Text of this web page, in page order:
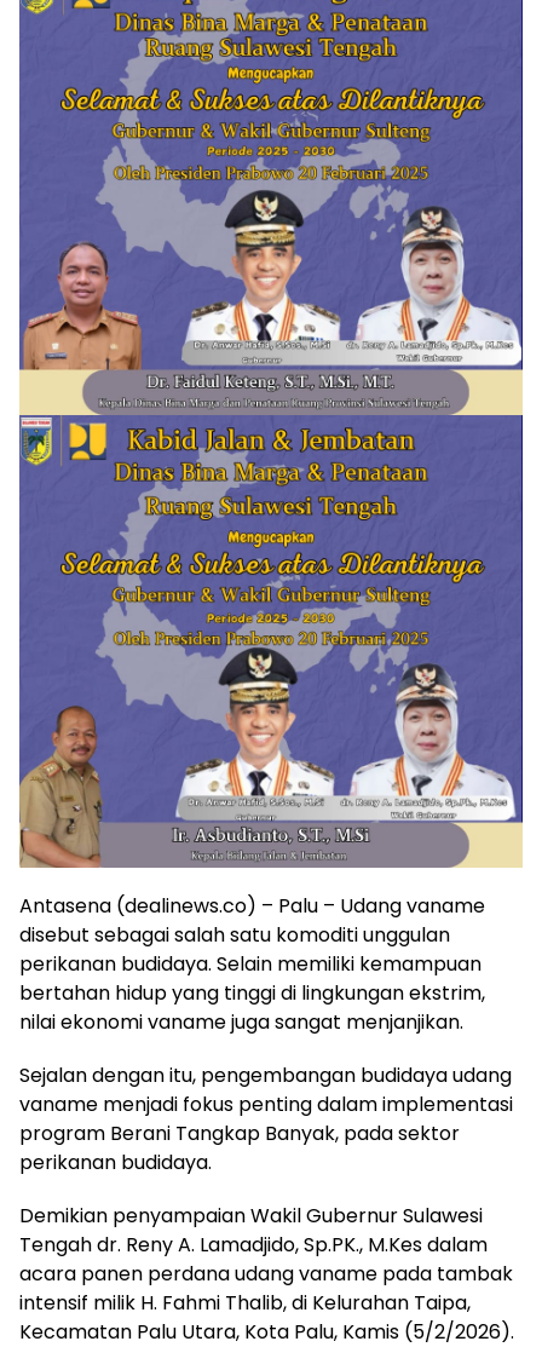
Antasena (dealinews.co) – Palu – Udang vaname
disebut sebagai salah satu komoditi unggulan
perikanan budidaya. Selain memiliki kemampuan
bertahan hidup yang tinggi di lingkungan ekstrim,
nilai ekonomi vaname juga sangat menjanjikan.
Sejalan dengan itu, pengembangan budidaya udang
vaname menjadi fokus penting dalam implementasi
program Berani Tangkap Banyak, pada sektor
perikanan budidaya.
Demikian penyampaian Wakil Gubernur Sulawesi
Tengah dr. Reny A. Lamadjido, Sp.PK., M.Kes dalam
acara panen perdana udang vaname pada tambak
intensif milik H. Fahmi Thalib, di Kelurahan Taipa,
Kecamatan Palu Utara, Kota Palu, Kamis (5/2/2026).